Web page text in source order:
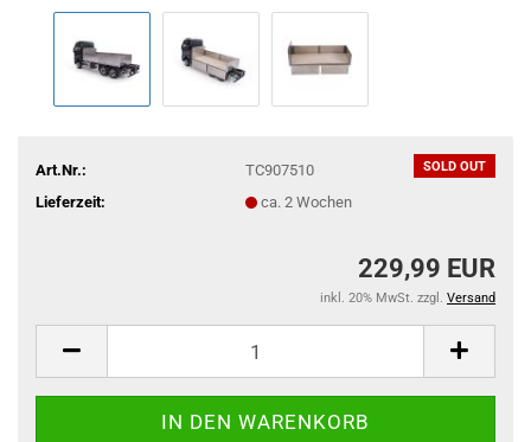
SOLD OUT
Art.Nr.:
TC907510
Lieferzeit:
ca. 2 Wochen
229,99 EUR
inkl. 20% MwSt. zzgl. Versand